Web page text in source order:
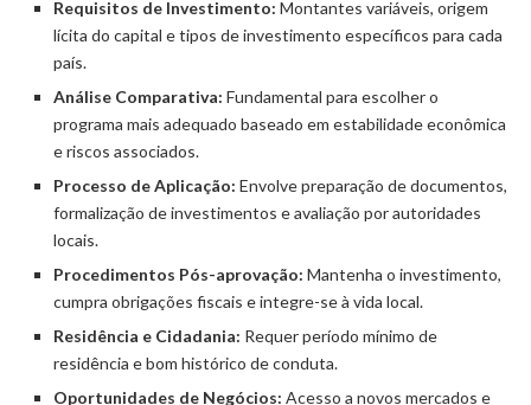
Requisitos de Investimento: Montantes variáveis, origem
lícita do capital e tipos de investimento específicos para cada
país.
Análise Comparativa: Fundamental para escolher o
programa mais adequado baseado em estabilidade econômica
e riscos associados.
Processo de Aplicação: Envolve preparação de documentos,
formalização de investimentos e avaliação por autoridades
locais.
Procedimentos Pós-aprovação: Mantenha o investimento,
cumpra obrigações fiscais e integre-se à vida local.
Residência e Cidadania: Requer período mínimo de
residência e bom histórico de conduta.
Oportunidades de Negócios: Acesso a novos mercados e